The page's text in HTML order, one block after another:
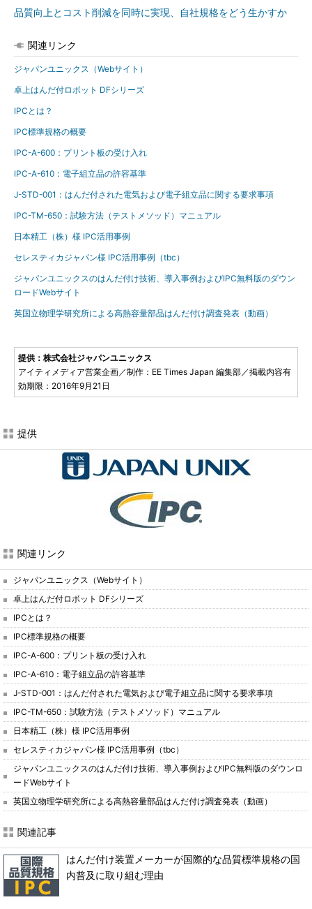
品質向上とコスト削減を同時に実現、自社規格をどう生かすか
関連リンク
ジャパンユニックス（Webサイト）
卓上はんだ付ロボット DFシリーズ
IPCとは？
IPC標準規格の概要
IPC-A-600：プリント板の受け入れ
IPC-A-610：電子組立品の許容基準
J-STD-001：はんだ付された電気および電子組立品に関する要求事項
IPC-TM-650：試験方法（テストメソッド）マニュアル
日本精工（株）様 IPC活用事例
セレスティカジャパン様 IPC活用事例（tbc）
ジャパンユニックスのはんだ付け技術、導入事例およびIPC無料版のダウン
ロードWebサイト
英国立物理学研究所による高熱容量部品はんだ付け調査発表（動画）
提供：株式会社ジャパンユニックス
アイティメディア営業企画／制作：EE Times Japan 編集部／掲載内容有
効期限：2016年9月21日
提供
関連リンク
ジャパンユニックス（Webサイト）
卓上はんだ付ロボット DFシリーズ
IPCとは？
IPC標準規格の概要
IPC-A-600：プリント板の受け入れ
IPC-A-610：電子組立品の許容基準
J-STD-001：はんだ付された電気および電子組立品に関する要求事項
IPC-TM-650：試験方法（テストメソッド）マニュアル
日本精工（株）様 IPC活用事例
セレスティカジャパン様 IPC活用事例（tbc）
ジャパンユニックスのはんだ付け技術、導入事例およびIPC無料版のダウンロ
ードWebサイト
英国立物理学研究所による高熱容量部品はんだ付け調査発表（動画）
関連記事
はんだ付け装置メーカーが国際的な品質標準規格の国
内普及に取り組む理由